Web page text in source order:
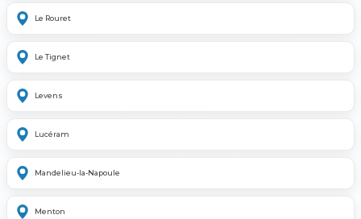
Le Rouret
Le Tignet
Levens
Lucéram
Mandelieu-la-Napoule
Menton